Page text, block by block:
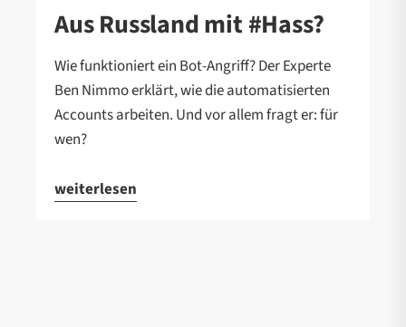
Aus Russland mit #Hass?
Wie funktioniert ein Bot-Angriff? Der Experte
Ben Nimmo erklärt, wie die automatisierten
Accounts arbeiten. Und vor allem fragt er: für
wen?
weiterlesen